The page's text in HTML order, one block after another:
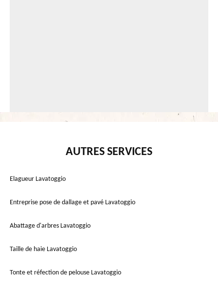
AUTRES SERVICES
Elagueur Lavatoggio
Entreprise pose de dallage et pavé Lavatoggio
Abattage d'arbres Lavatoggio
Taille de haie Lavatoggio
Tonte et réfection de pelouse Lavatoggio